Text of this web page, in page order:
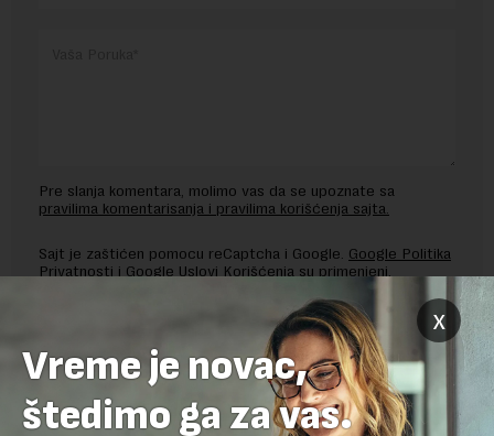
Pre slanja komentara, molimo vas da se upoznate sa
pravilima komentarisanja i pravilima korišćenja sajta.
Sajt je zaštićen pomocu reCaptcha i Google. Google Politika
Privatnosti i Google Uslovi Korišćenja su primenjeni.
x
Vreme je novac,
štedimo ga za vas.